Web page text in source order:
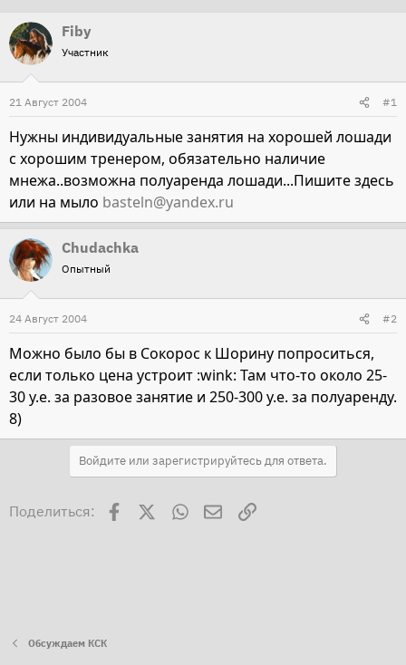
т
о
р
т
е
а
ч
Fiby
Участник
21 Август 2004 #1
Нужны индивидуальные занятия на хорошей лошади
с хорошим тренером, обязательно наличие
мнежа..возможна полуаренда лошади...Пишите здесь
или на мыло basteln@yandex.ru
Chudachka
Опытный
24 Август 2004 #2
Можно было бы в Сокорос к Шорину попроситься,
если только цена устроит :wink: Там что-то около 25-
30 у.е. за разовое занятие и 250-300 у.е. за полуаренду.
8)
Войдите или зарегистрируйтесь для ответа.
Поделиться: Facebook WhatsAppЭлектронная почта
Ссылка
Обсуждаем КСК